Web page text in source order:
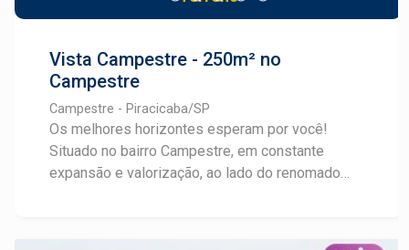
Vista Campestre - 250m² no
Campestre
Campestre - Piracicaba/SP
Os melhores horizontes esperam por você!
Situado no bairro Campestre, em constante
expansão e valorização, ao lado do renomado
imóveis com amplitude, uma vista deslumbrante